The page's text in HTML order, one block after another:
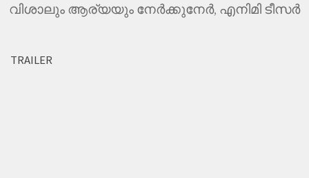
വിശാലും ആര്യയും നേര്‍ക്കുനേര്‍, എനിമി ടീസര്‍
TRAILER